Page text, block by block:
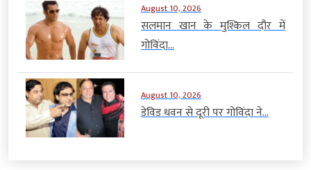
August 10, 2026
सलमान खान के मुश्किल दौर में
गोविंदा...
August 10, 2026
डेविड धवन से दूरी पर गोविंदा ने...